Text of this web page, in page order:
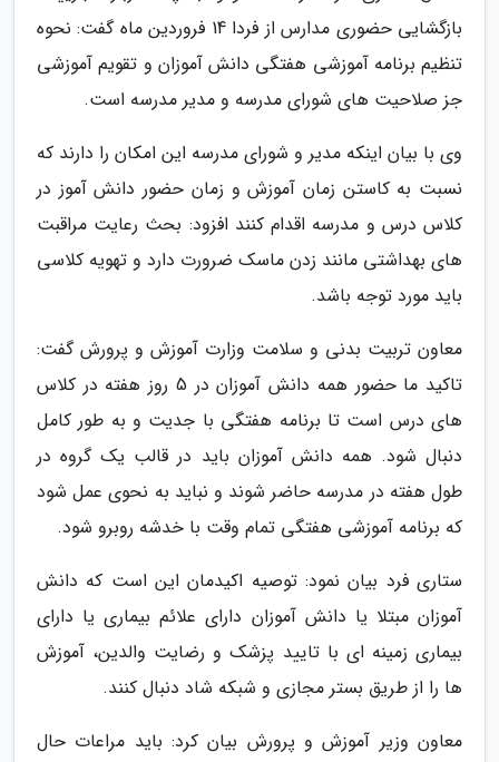
بازگشایی حضوری مدارس از فردا 14 فروردین ماه گفت: نحوه
تنظیم برنامه آموزشی هفتگی دانش آموزان و تقویم آموزشی
جز صلاحیت های شورای مدرسه و مدیر مدرسه است.
وی با بیان اینکه مدیر و شورای مدرسه این امکان را دارند که
نسبت به کاستن زمان آموزش و زمان حضور دانش آموز در
کلاس درس و مدرسه اقدام کنند افزود: بحث رعایت مراقبت
های بهداشتی مانند زدن ماسک ضرورت دارد و تهویه کلاسی
باید مورد توجه باشد.
معاون تربیت بدنی و سلامت وزارت آموزش و پرورش گفت:
تاکید ما حضور همه دانش آموزان در 5 روز هفته در کلاس
های درس است تا برنامه هفتگی با جدیت و به طور کامل
دنبال شود. همه دانش آموزان باید در قالب یک گروه در
طول هفته در مدرسه حاضر شوند و نباید به نحوی عمل شود
که برنامه آموزشی هفتگی تمام وقت با خدشه روبرو شود.
ستاری فرد بیان نمود: توصیه اکیدمان این است که دانش
آموزان مبتلا یا دانش آموزان دارای علائم بیماری یا دارای
بیماری زمینه ای با تایید پزشک و رضایت والدین، آموزش
ها را از طریق بستر مجازی و شبکه شاد دنبال کنند.
معاون وزیر آموزش و پرورش بیان کرد: باید مراعات حال